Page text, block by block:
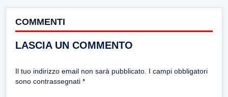
COMMENTI
LASCIA UN COMMENTO
Il tuo indirizzo email non sarà pubblicato. I campi obbligatori
sono contrassegnati *